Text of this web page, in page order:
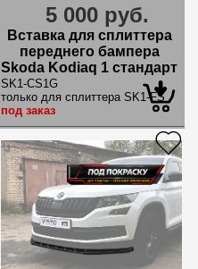
5 000 руб.
Вставка для сплиттера
переднего бампера
Skoda Kodiaq 1 стандарт
SK1-CS1G
только для сплиттера SK1-FS2G
под заказ